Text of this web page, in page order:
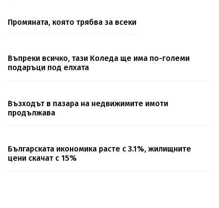
Промяната, която трябва за всеки
Въпреки всичко, тази Коледа ще има по-големи
подаръци под елхата
Възходът в пазара на недвижимите имоти
продължава
Българската икономика расте с 3.1%, жилищните
цени скачат с 15%